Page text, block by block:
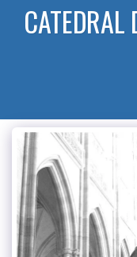
CATEDRAL